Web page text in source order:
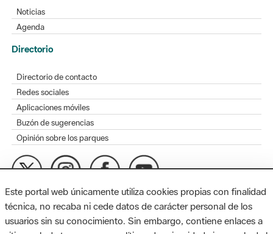
Noticias
Agenda
Directorio
Directorio de contacto
Redes sociales
Aplicaciones móviles
Buzón de sugerencias
Opinión sobre los parques
MAPA WEB AVISO LEGAL ACCESIBILIDAD
Diputación de Barcelona. Edifici Llacuna, 1a planta. Badajoz, 49.
Este portal web únicamente utiliza cookies propias con finalidad
técnica, no recaba ni cede datos de carácter personal de los
usuarios sin su conocimiento. Sin embargo, contiene enlaces a